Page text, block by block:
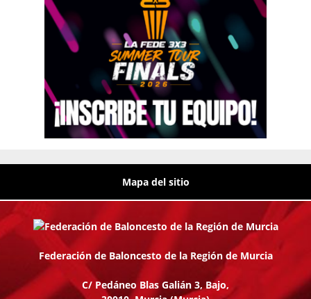
Mapa del sitio
Federación de Baloncesto de la Región de Murcia
C/ Pedáneo Blas Galián 3, Bajo,